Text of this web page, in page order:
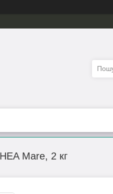
Mare, 2 кг